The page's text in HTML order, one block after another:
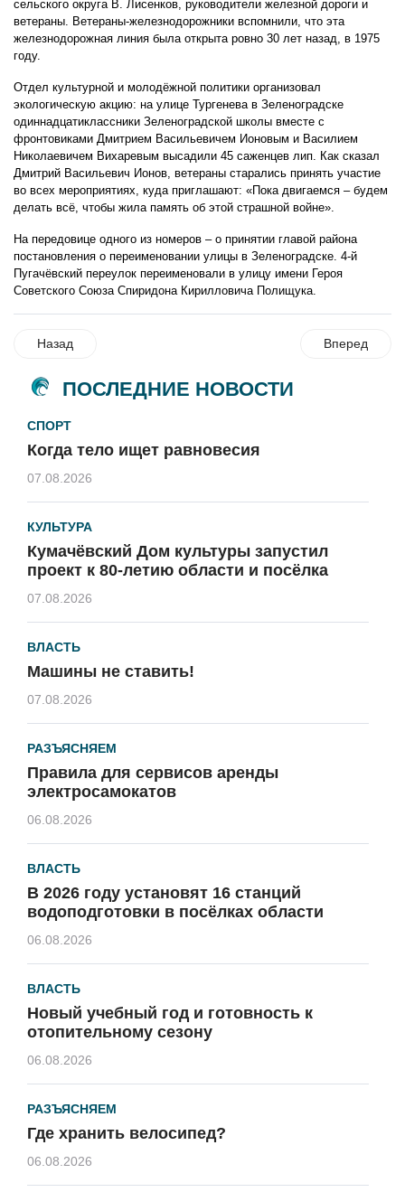
сельского округа В. Лисенков, руководители железной дороги и
ветераны. Ветераны-железнодорожники вспомнили, что эта
железнодорожная линия была открыта ровно 30 лет назад, в 1975
году.
Отдел культурной и молодёжной политики организовал
экологическую акцию: на улице Тургенева в Зеленоградске
одиннадцатиклассники Зеленоградской школы вместе с
фронтовиками Дмитрием Васильевичем Ионовым и Василием
Николаевичем Вихаревым высадили 45 саженцев лип. Как сказал
Дмитрий Васильевич Ионов, ветераны старались принять участие
во всех мероприятиях, куда приглашают: «Пока двигаемся – будем
делать всё, чтобы жила память об этой страшной войне».
На передовице одного из номеров – о принятии главой района
постановления о переименовании улицы в Зеленоградске. 4-й
Пугачёвский переулок переименовали в улицу имени Героя
Советского Союза Спиридона Кирилловича Полищука.
Назад Вперед
ПОСЛЕДНИЕ НОВОСТИ
СПОРТ
Когда тело ищет равновесия
07.08.2026
КУЛЬТУРА
Кумачёвский Дом культуры запустил
проект к 80-летию области и посёлка
07.08.2026
ВЛАСТЬ
Машины не ставить!
07.08.2026
РАЗЪЯСНЯЕМ
Правила для сервисов аренды
электросамокатов
06.08.2026
ВЛАСТЬ
В 2026 году установят 16 станций
водоподготовки в посёлках области
06.08.2026
ВЛАСТЬ
Новый учебный год и готовность к
отопительному сезону
06.08.2026
РАЗЪЯСНЯЕМ
Где хранить велосипед?
06.08.2026